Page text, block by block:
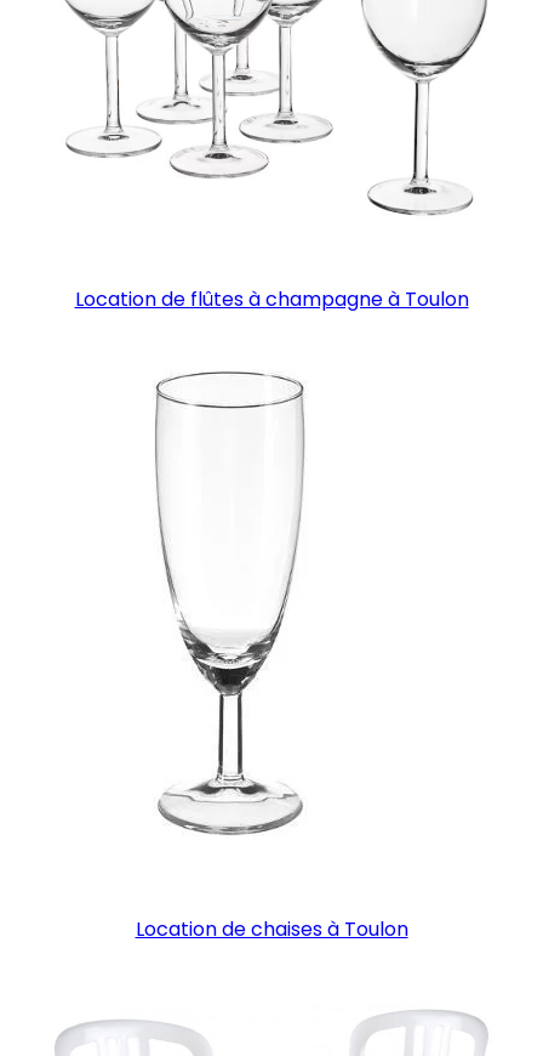
Location de flûtes à champagne à Toulon
Location de chaises à Toulon